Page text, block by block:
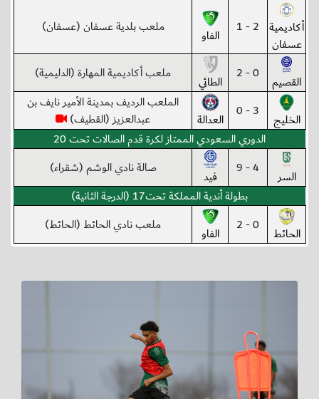
أكاديمية
عسفان
2 - 1 الفاو ملعب بلدية عسفان (عسفان)
القصيم 0 - 2 الطائي ملعب أكاديمية المهارة (الدليمية)
الخليج 3 - 0 العدالة
الملعب الرديف بمدينة الأمير نايف بن
عبدالعزيز (القطيف)
الدوري السعودي الممتاز لكرة قدم الصالات تحت 20
السر 4 - 9 فيد
صالة نادي الوشم (شقراء)
بطولة أندية المملكة تحت17 (الدرجة الثانية)
الحائط 0 - 2 الفاو ملعب نادي الحائط (الحائط)